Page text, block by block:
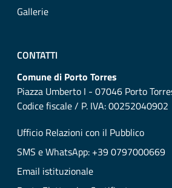
Gallerie
CONTATTI
Comune di Porto Torres
Piazza Umberto I - 07046 Porto
Codice fiscale / P. IVA: 00252040902
Ufficio Relazioni con il Pubblico
SMS e WhatsApp: +39 0797000669
Email istituzionale